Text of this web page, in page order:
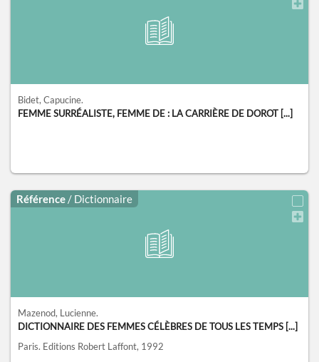
Bidet, Capucine.
FEMME SURRÉALISTE, FEMME DE : LA CARRIÈRE DE DOROT [...]
Référence / Dictionnaire
Mazenod, Lucienne.
DICTIONNAIRE DES FEMMES CÉLÈBRES DE TOUS LES TEMPS [...]
Paris. Editions Robert Laffont, 1992